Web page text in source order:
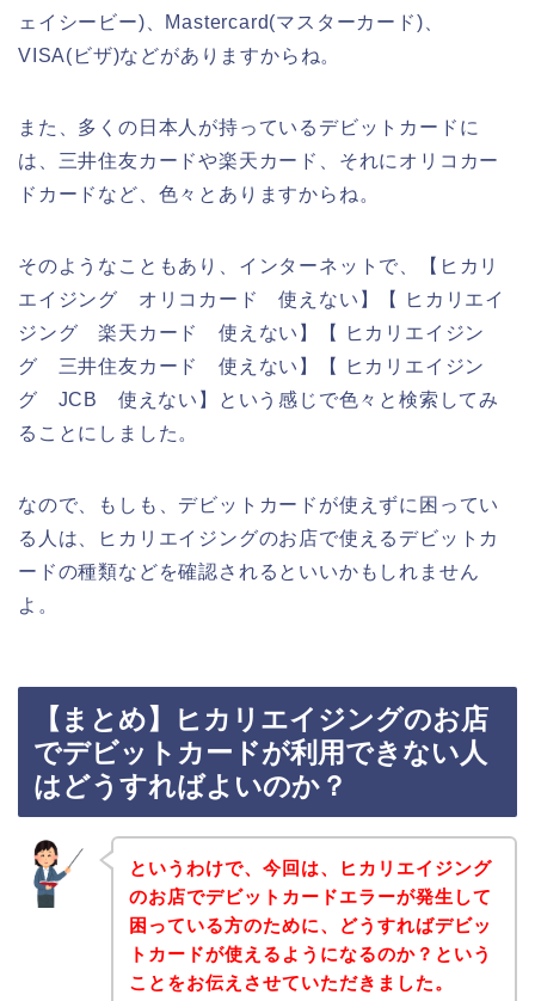
ェイシービー)、Mastercard(マスターカード)、
VISA(ビザ)などがありますからね。
また、多くの日本人が持っているデビットカードに
は、三井住友カードや楽天カード、それにオリコカー
ドカードなど、色々とありますからね。
そのようなこともあり、インターネットで、【ヒカリ
エイジング オリコカード 使えない】【 ヒカリエイ
ジング 楽天カード 使えない】【 ヒカリエイジン
グ 三井住友カード 使えない】【 ヒカリエイジン
グ JCB 使えない】という感じで色々と検索してみ
ることにしました。
なので、もしも、デビットカードが使えずに困ってい
る人は、ヒカリエイジングのお店で使えるデビットカ
ードの種類などを確認されるといいかもしれません
よ。
【まとめ】ヒカリエイジングのお店
でデビットカードが利用できない人
はどうすればよいのか？
というわけで、今回は、ヒカリエイジング
のお店でデビットカードエラーが発生して
困っている方のために、どうすればデビッ
トカードが使えるようになるのか？という
ことをお伝えさせていただきました。